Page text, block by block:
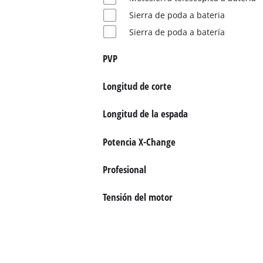
Sierra de poda a bateria
Sierra de poda a batería
PVP
Longitud de corte
Longitud de la espada
Potencia X-Change
Profesional
Tensión del motor